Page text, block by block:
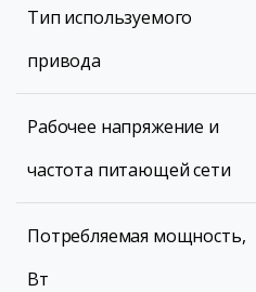
Тип используемого
привода
Рабочее напряжение и
частота питающей сети
Потребляемая мощность,
Вт